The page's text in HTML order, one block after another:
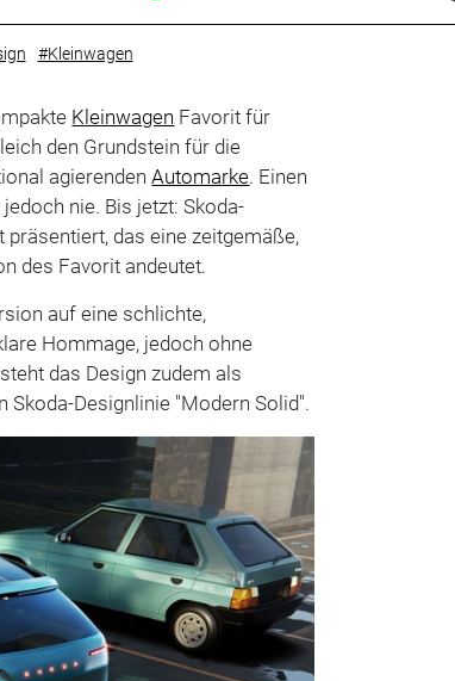
#Kleinwagen
Kleinwagen Favorit für
den Grundstein für die
agierendenAutomarke. Einen
nie. Bis jetzt: Skoda-
das eine zeitgemäße,
des Favorit andeutet.
auf eine schlichte,
Hommage, jedoch ohne
das Design zudem als
Designlinie "Modern Solid".